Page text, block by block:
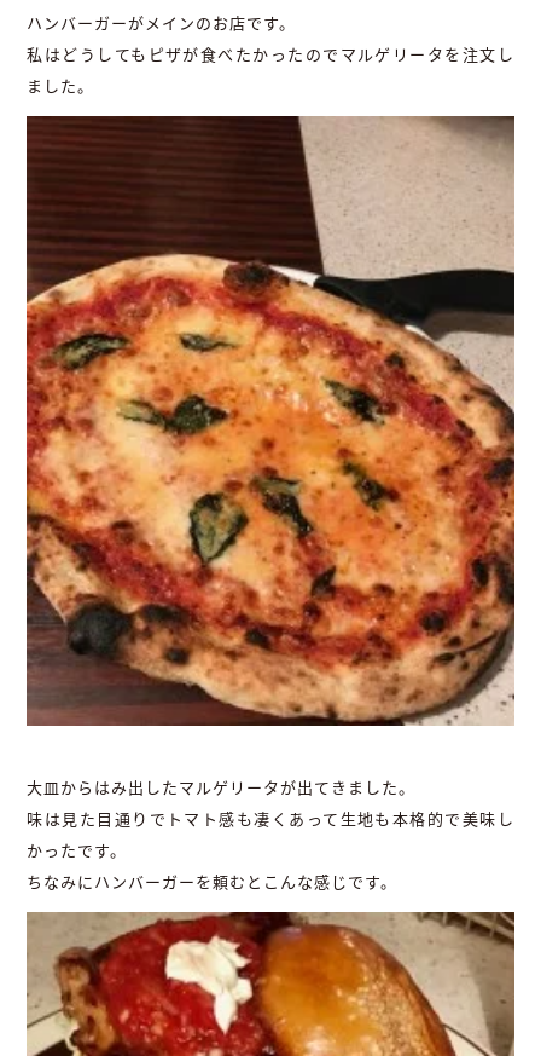
ハンバーガーがメインのお店です。
私はどうしてもピザが食べたかったのでマルゲリータを注文し
ました。
大皿からはみ出したマルゲリータが出てきました。
味は見た目通りでトマト感も凄くあって生地も本格的で美味し
かったです。
ちなみにハンバーガーを頼むとこんな感じです。